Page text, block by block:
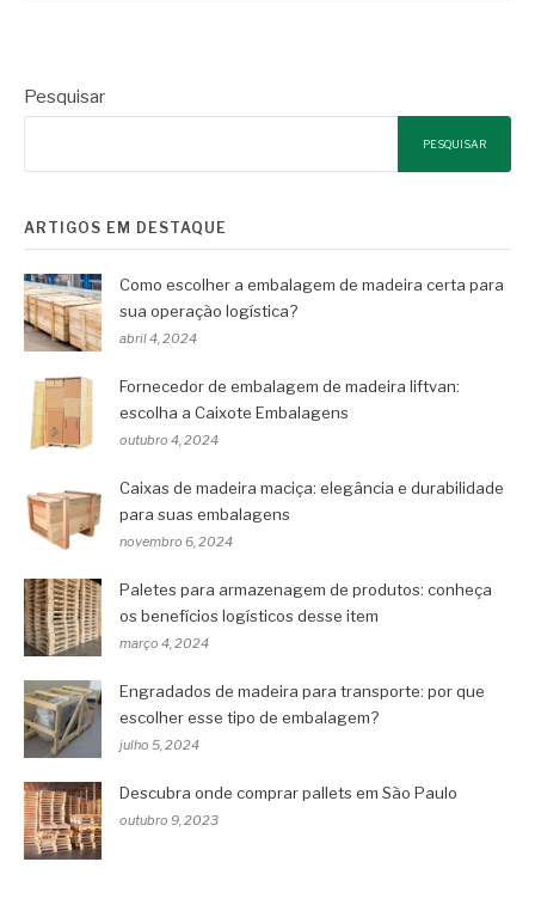
Pesquisar
PESQUISAR
ARTIGOS EM DESTAQUE
Como escolher a embalagem de madeira certa para
sua operação logística?
abril 4, 2024
Fornecedor de embalagem de madeira liftvan:
escolha a Caixote Embalagens
outubro 4, 2024
Caixas de madeira maciça: elegância e durabilidade
para suas embalagens
novembro 6, 2024
Paletes para armazenagem de produtos: conheça
os benefícios logísticos desse item
março 4, 2024
Engradados de madeira para transporte: por que
escolher esse tipo de embalagem?
julho 5, 2024
Descubra onde comprar pallets em São Paulo
outubro 9, 2023